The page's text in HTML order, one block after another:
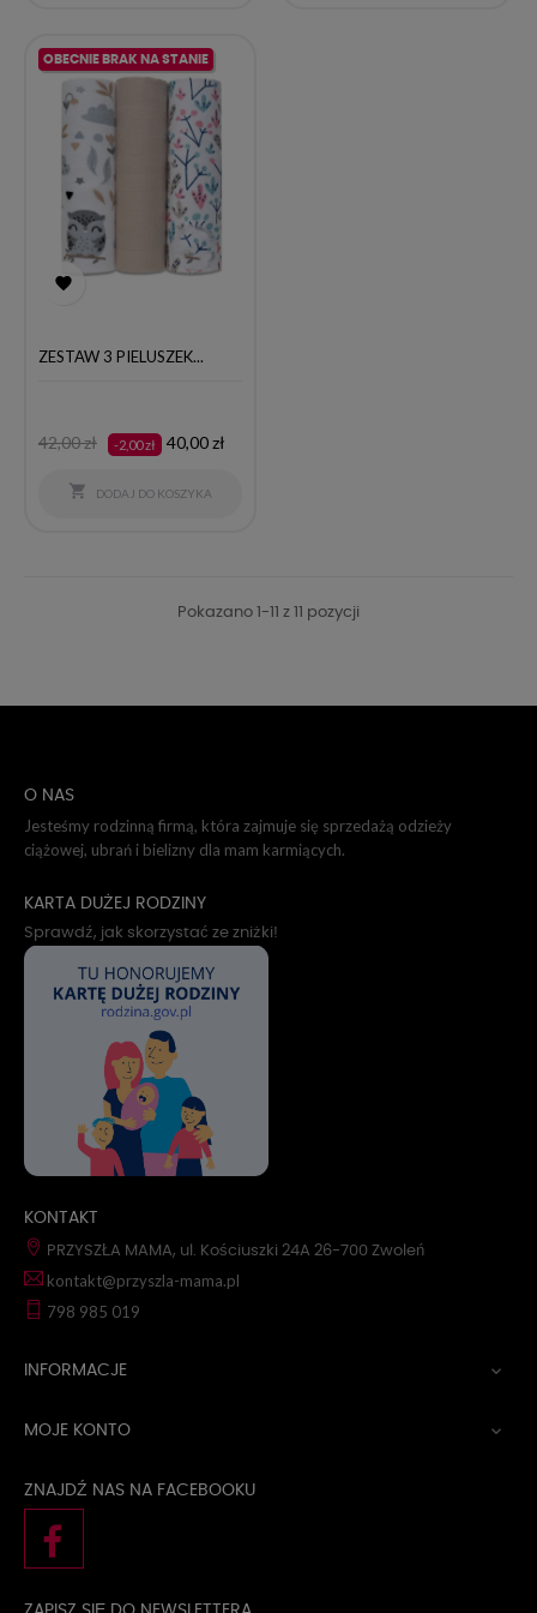
OBECNIE BRAK NA STANIE

ZESTAW 3 PIELUSZEK...
Cena
42,00 zł -2,00 zł Cena
40,00 zł
 DODAJ DO KOSZYKA
Pokazano 1-11 z 11 pozycji
O NAS
Jesteśmy rodzinną firmą, która zajmuje się sprzedażą odzieży
ciążowej, ubrań i bielizny dla mam karmiących.
KARTA DUŻEJ RODZINY
Sprawdź, jak skorzystać ze zniżki!
KONTAKT
PRZYSZŁA MAMA, ul. Kościuszki 24A 26-700 Zwoleń
kontakt@przyszla-mama.pl
798 985 019
INFORMACJE 
MOJE KONTO 
ZNAJDŹ NAS NA FACEBOOKU